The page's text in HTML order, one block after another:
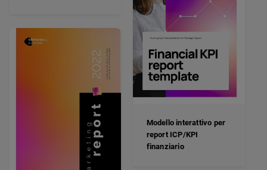
Modello interattivo per
report ICP/KPI
finanziario